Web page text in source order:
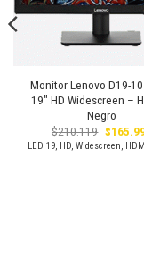
Monitor Lenovo D19-10
19″ HD Widescreen –
Negro
$210.119 El
precio
original
$
LED 19, HD, Widescreen,